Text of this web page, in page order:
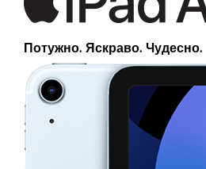
Потужно. Яскраво. Чудесно.